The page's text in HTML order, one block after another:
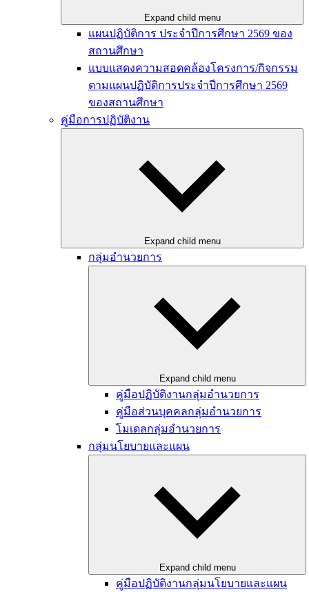
Expand child menu
แผนปฏิบัติการ ประจำปีการศึกษา 2569 ของ
สถานศึกษา
แบบแสดงความสอดคล้องโครงการ/กิจกรรม
ตามแผนปฏิบัติการประจำปีการศึกษา 2569
ของสถานศึกษา
คู่มือการปฏิบัติงาน
Expand child menu
กลุ่มอำนวยการ
Expand child menu
คู่มือปฏิบัติงานกลุ่มอำนวยการ
คู่มือส่วนบุคคลกลุ่มอำนวยการ
โมเดลกลุ่มอำนวยการ
กลุ่มนโยบายและแผน
Expand child menu
คู่มือปฏิบัติงานกลุ่มนโยบายและแผน​